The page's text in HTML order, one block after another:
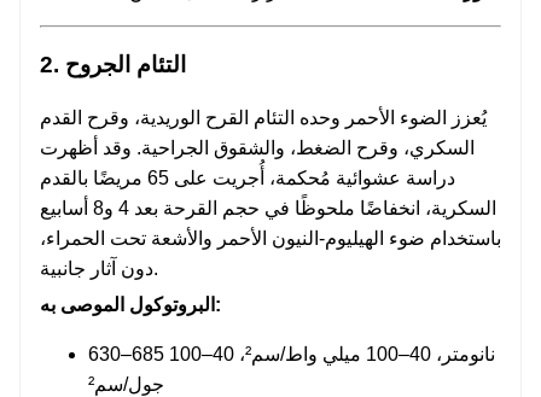
2. التئام الجروح
يُعزز الضوء الأحمر وحده التئام القرح الوريدية، وقرح القدم
السكري، وقرح الضغط، والشقوق الجراحية. وقد أظهرت
دراسة عشوائية مُحكمة، أُجريت على 65 مريضًا بالقدم
السكرية، انخفاضًا ملحوظًا في حجم القرحة بعد 4 و8 أسابيع
باستخدام ضوء الهيليوم-النيون الأحمر والأشعة تحت الحمراء،
دون آثار جانبية.
البروتوكول الموصى به:
630–685 نانومتر، 40–100 ميلي واط/سم²، 40–100
جول/سم²